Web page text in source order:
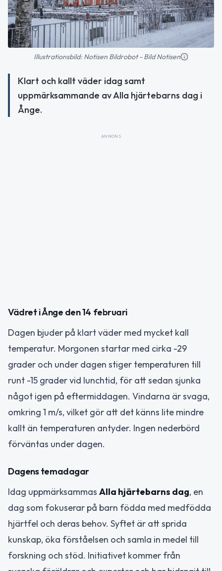
Illustrationsbild: Notisen Bildrobot - Bild Notisen
Klart och kallt väder idag samt
uppmärksammande av Alla hjärtebarns dag i
Ånge.
ANNONS
Vädret i Ånge den 14 februari
Dagen bjuder på klart väder med mycket kall
temperatur. Morgonen startar med cirka -29
grader och under dagen stiger temperaturen till
runt -15 grader vid lunchtid, för att sedan sjunka
något igen på eftermiddagen. Vindarna är svaga,
omkring 1 m/s, vilket gör att det känns lite mindre
kallt än temperaturen antyder. Ingen nederbörd
förväntas under dagen.
Dagens temadagar
Idag uppmärksammas Alla hjärtebarns dag, en
dag som fokuserar på barn födda med medfödda
hjärtfel och deras behov. Syftet är att sprida
kunskap, öka förståelsen och samla in medel till
forskning och stöd. Initiativet kommer från